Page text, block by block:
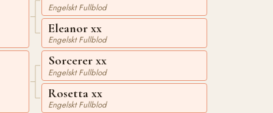
Engelskt Fullblod
Eleanor xx
Engelskt Fullblod
Sorcerer xx
Engelskt Fullblod
Rosetta xx
Engelskt Fullblod